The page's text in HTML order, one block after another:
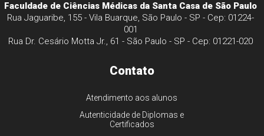
Faculdade de Ciências Médicas da Santa Casa de São Paulo
Rua Jaguaribe, 155 - Vila Buarque, São Paulo - SP - Cep: 01224-
001
Rua Dr. Cesário Motta Jr., 61 - São Paulo - SP - Cep: 01221-020
Contato
Atendimento aos alunos
Autenticidade de Diplomas e
Certificados